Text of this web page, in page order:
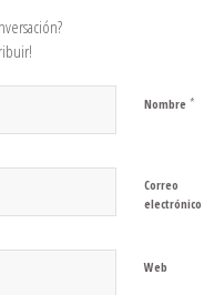
Nombre *
Correo
electrónico
Web